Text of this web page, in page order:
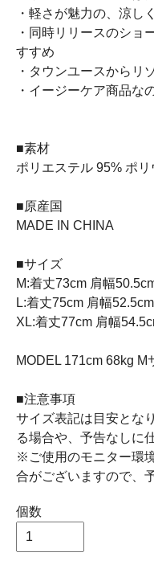
・軽さが魅力の、涼し
・同時リリースのショ
すすめ
・タウンユースからリ
・イージーケア商品な
■素材
ポリエステル 95% ポ
■原産国
MADE IN CHINA
■サイズ
M:着丈73cm 肩幅
L:着丈75cm 肩幅
XL:着丈77cm 肩幅
MODEL 171cm 68kg M
■注意事項
サイズ表記は目安とな
る場合や、予告なしに
※ご使用のモニター環
合がございますので、
個数